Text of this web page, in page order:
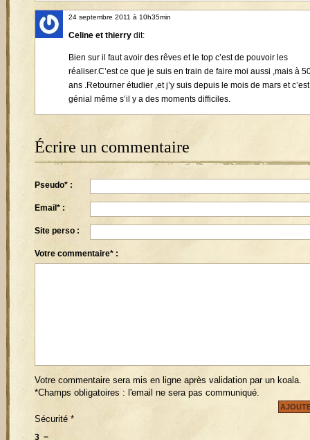
24 septembre 2011 à 10h35min
Celine et thierry dit:
Bien sur il faut avoir des rêves et le top c’est de pouvoir les
réaliser.C’est ce que je suis en train de faire moi aussi ,mais à
ans .Retourner étudier ,et j’y suis depuis le mois de mars et c’est
génial même s’il y a des moments difficiles.
Écrire un commentaire
Pseudo* :
Email* :
Site perso :
Votre commentaire* :
Votre commentaire sera mis en ligne après validation par un koala.
*Champs obligatoires : l'email ne sera pas communiqué.
Sécurité *
3 −